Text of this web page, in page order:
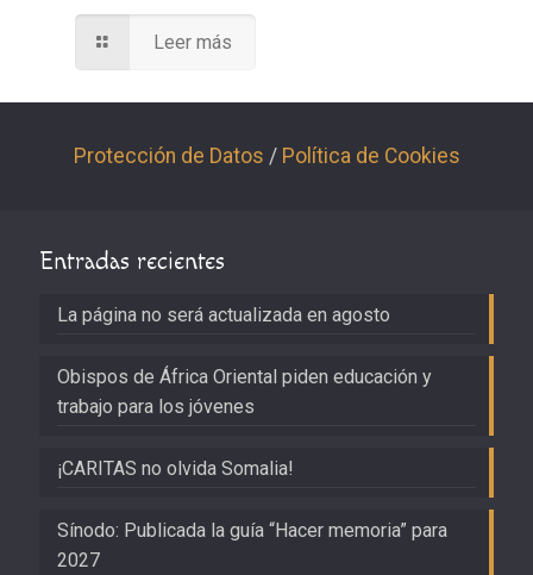
Leer más
Protección de Datos / Política de Cookies
Entradas recientes
La página no será actualizada en agosto
Obispos de África Oriental piden educación y
trabajo para los jóvenes
¡CARITAS no olvida Somalia!
Sínodo: Publicada la guía “Hacer memoria” para
2027